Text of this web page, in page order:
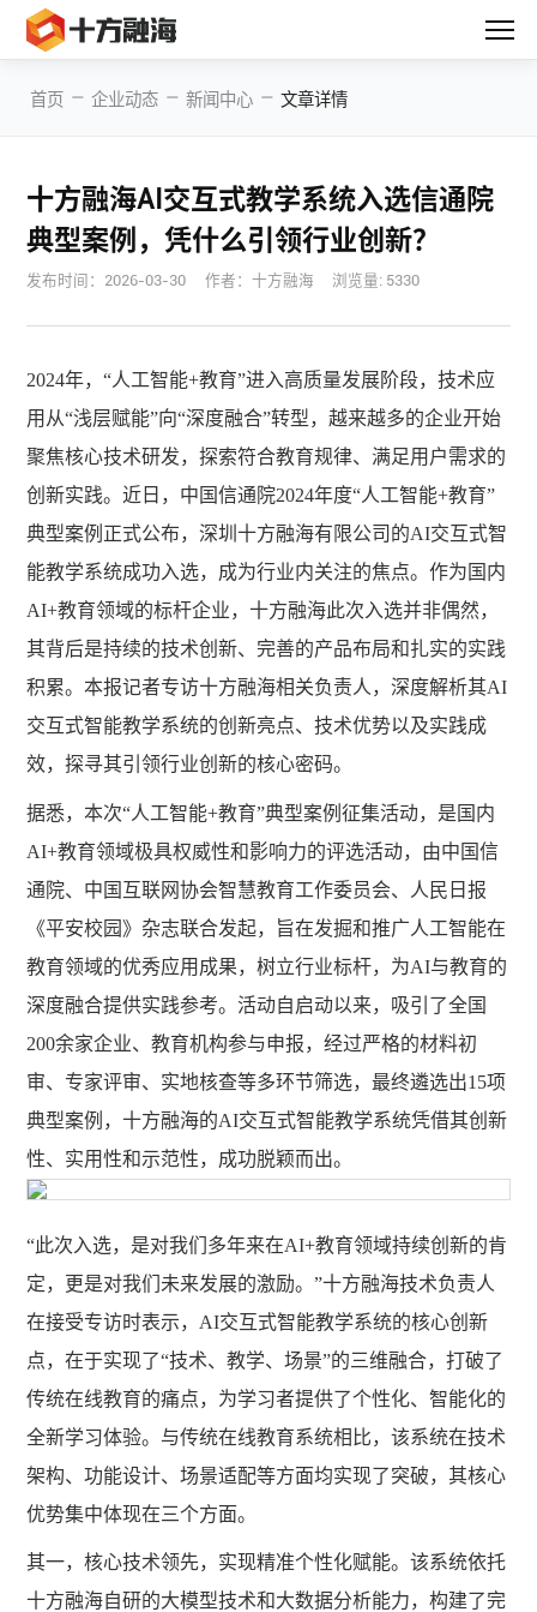
首页 — 企业动态 — 新闻中心 — 文章详情
十方融海AI交互式教学系统入选信通院
典型案例，凭什么引领行业创新？
发布时间： 2026-03-30 作者：十方融海 浏览量: 5330
2024年，“人工智能+教育”进入高质量发展阶段，技术应
用从“浅层赋能”向“深度融合”转型，越来越多的企业开始
聚焦核心技术研发，探索符合教育规律、满足用户需求的
创新实践。近日，中国信通院2024年度“人工智能+教育”
典型案例正式公布，深圳十方融海有限公司的AI交互式智
能教学系统成功入选，成为行业内关注的焦点。作为国内
AI+教育领域的标杆企业，十方融海此次入选并非偶然，
其背后是持续的技术创新、完善的产品布局和扎实的实践
积累。本报记者专访十方融海相关负责人，深度解析其AI
交互式智能教学系统的创新亮点、技术优势以及实践成
效，探寻其引领行业创新的核心密码。
据悉，本次“人工智能+教育”典型案例征集活动，是国内
AI+教育领域极具权威性和影响力的评选活动，由中国信
通院、中国互联网协会智慧教育工作委员会、人民日报
《平安校园》杂志联合发起，旨在发掘和推广人工智能在
教育领域的优秀应用成果，树立行业标杆，为AI与教育的
深度融合提供实践参考。活动自启动以来，吸引了全国
200余家企业、教育机构参与申报，经过严格的材料初
审、专家评审、实地核查等多环节筛选，最终遴选出15项
典型案例，十方融海的AI交互式智能教学系统凭借其创新
性、实用性和示范性，成功脱颖而出。
“此次入选，是对我们多年来在AI+教育领域持续创新的肯
定，更是对我们未来发展的激励。”十方融海技术负责人
在接受专访时表示，AI交互式智能教学系统的核心创新
点，在于实现了“技术、教学、场景”的三维融合，打破了
传统在线教育的痛点，为学习者提供了个性化、智能化的
全新学习体验。与传统在线教育系统相比，该系统在技术
架构、功能设计、场景适配等方面均实现了突破，其核心
优势集中体现在三个方面。
其一，核心技术领先，实现精准个性化赋能。该系统依托
十方融海自研的大模型技术和大数据分析能力，构建了完